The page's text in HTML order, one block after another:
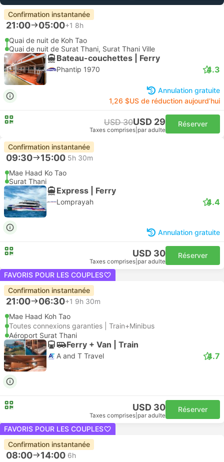
Confirmation instantanée
21:00 05:00+1 8h
Quai de nuit de Koh Tao
Quai de nuit de Surat Thani, Surat Thani Ville
Bateau-couchettes | Ferry
Phantip 1970 4.3
Annulation gratuite
1,26 $US de réduction aujourd’hui
USD 30USD 29
Taxes comprises par adulte
Réserver
Confirmation instantanée
09:30 15:00 5h 30m
Mae Haad Ko Tao
Surat Thani
Express | Ferry
Lomprayah 4.4
Annulation gratuite
USD 30
Taxes comprises par adulte
Réserver
FAVORIS POUR LES COUPLES
Confirmation instantanée
21:00 06:30+1 9h 30m
Mae Haad Koh Tao
Toutes connexions garanties | Train+Minibus
Aéroport Surat Thani
Ferry + Van | Train
A and T Travel 4.7
USD 30
Taxes comprises par adulte
Réserver
FAVORIS POUR LES COUPLES
Confirmation instantanée
08:00 14:00 6h